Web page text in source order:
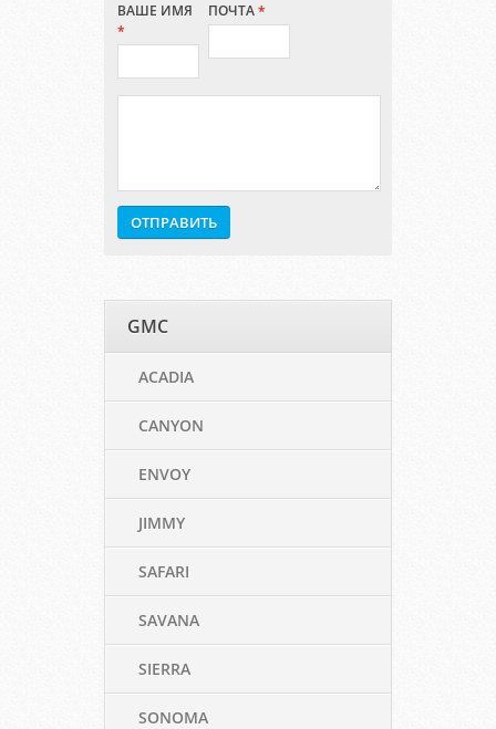
ВАШЕ ИМЯ
*
ПОЧТА*
GMC
ACADIA
CANYON
ENVOY
JIMMY
SAFARI
SAVANA
SIERRA
SONOMA